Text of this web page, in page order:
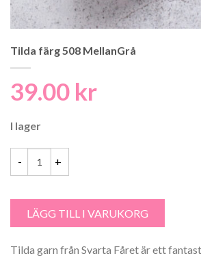
Tilda färg 508 MellanGrå
39.00 kr
I lager
LÄGG TILL I VARUKORG
Tilda garn från Svarta Fåret är ett